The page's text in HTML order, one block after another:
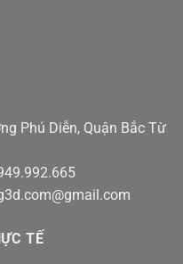
Phú Diễn, Quận Bắc Từ
TẾ